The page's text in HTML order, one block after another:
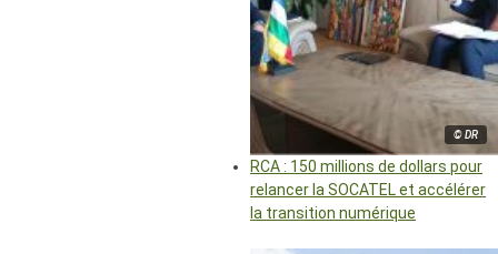
© DR
RCA : 150 millions de dollars pour
relancer la SOCATEL et accélérer
la transition numérique